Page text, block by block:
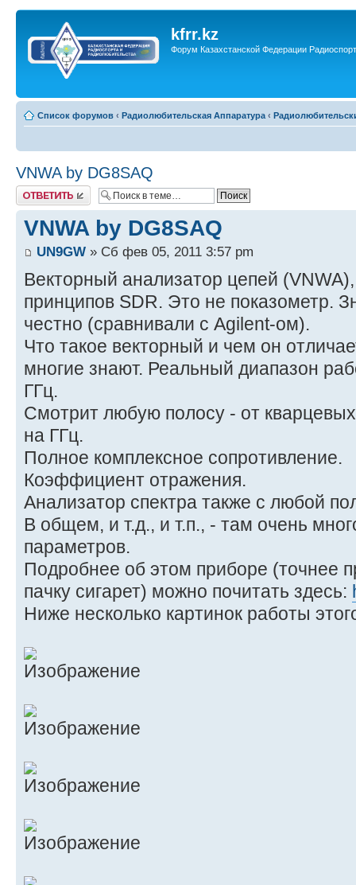
kfrr.kz
Форум Казахстанской Федерации
Список форумов ‹ Радиолюбительская Аппаратура ‹
VNWA by DG8SAQ
Ответить
VNWA by DG8SAQ
UN9GW » Сб фев 05, 2011 3:57 pm
Векторный анализатор цепей
принципов SDR. Это не показометр.
честно (сравнивали с Agilent-ом).
Что такое векторный и чем он
многие знают. Реальный диапазон
ГГц.
Смотрит любую полосу - от
на ГГц.
Полное комплексное сопротивление.
Коэффициент отражения.
Анализатор спектра также с любой
В общем, и т.д., и т.п., - там очень
параметров.
Подробнее об этом приборе (точнее
пачку сигарет) можно почитать здесь:
Ниже несколько картинок работы